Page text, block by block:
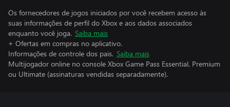
Os fornecedores de jogos iniciados por você recebem acesso às
suas informações de perfil do Xbox e aos dados associados
enquanto você joga. Saiba mais
+ Ofertas em compras no aplicativo.
Informações de controle dos pais. Saiba mais
Multijogador online no console Xbox Game Pass Essential, Premium
ou Ultimate (assinaturas vendidas separadamente).